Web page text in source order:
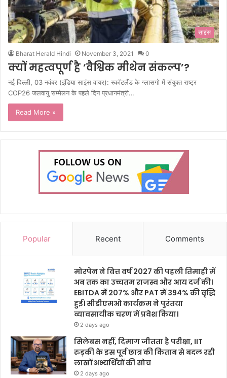
साइंस
Bharat Herald Hindi November 3, 2021 0
क्यों महत्वपूर्ण है ‘वैश्विक मीथेन संकल्प’?
नई दिल्ली, 03 नवंबर (इंडिया साइंस वायर): स्कॉटलैंड के ग्लासगो में संयुक्त राष्ट्र
COP26 जलवायु सम्मेलन के पहले दिन प्रधानमंत्री…
Read More »
Popular Recent Comments
मोरपेन ने वित्त वर्ष 2027 की पहली तिमाही में
अब तक का उच्चतम राजस्व और आय दर्ज की।
EBITDA में 207% और PAT में 394% की वृद्धि
हुई। सीडीएमओ कार्यक्रम ने पुरंतया
व्यावसायीक चरण में प्रवेश किया।
2 days ago
सिलेबस नहीं, दिमाग जीतता है परीक्षा, IIT
रुड़की के इस पूर्व छात्र की किताब से बदल रही
लाखों अभ्यर्थियों की सोच
2 days ago